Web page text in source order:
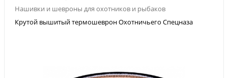
Нашивки и шевроны для охотников и рыбаков
Крутой вышитый термошеврон Охотничьего Спецназа